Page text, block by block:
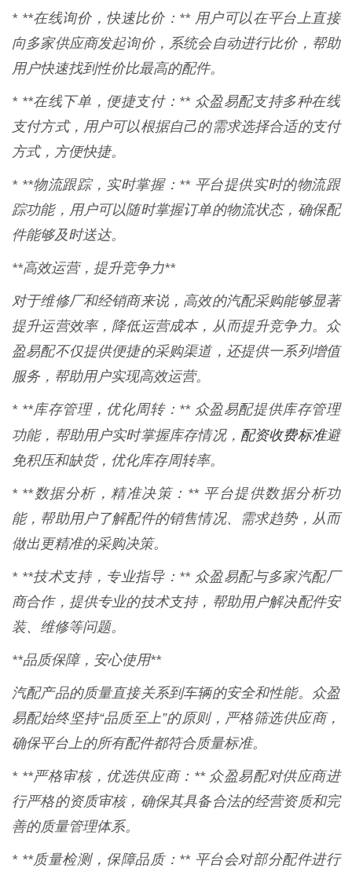
* **在线询价，快速比价：** 用户可以在平台上直接
向多家供应商发起询价，系统会自动进行比价，帮助
用户快速找到性价比最高的配件。
* **在线下单，便捷支付：** 众盈易配支持多种在线
支付方式，用户可以根据自己的需求选择合适的支付
方式，方便快捷。
* **物流跟踪，实时掌握：** 平台提供实时的物流跟
踪功能，用户可以随时掌握订单的物流状态，确保配
件能够及时送达。
**高效运营，提升竞争力**
对于维修厂和经销商来说，高效的汽配采购能够显著
提升运营效率，降低运营成本，从而提升竞争力。众
盈易配不仅提供便捷的采购渠道，还提供一系列增值
服务，帮助用户实现高效运营。
* **库存管理，优化周转：** 众盈易配提供库存管理
功能，帮助用户实时掌握库存情况， 配资收费标准避
免积压和缺货，优化库存周转率。
* **数据分析，精准决策：** 平台提供数据分析功
能，帮助用户了解配件的销售情况、需求趋势，从而
做出更精准的采购决策。
* **技术支持，专业指导：** 众盈易配与多家汽配厂
商合作，提供专业的技术支持，帮助用户解决配件安
装、维修等问题。
**品质保障，安心使用**
汽配产品的质量直接关系到车辆的安全和性能。众盈
易配始终坚持“品质至上”的原则，严格筛选供应商，
确保平台上的所有配件都符合质量标准。
* **严格审核，优选供应商：** 众盈易配对供应商进
行严格的资质审核，确保其具备合法的经营资质和完
善的质量管理体系。
* **质量检测，保障品质：** 平台会对部分配件进行